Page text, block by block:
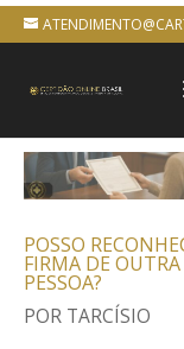
POSSO
FIRMA DE OUTRA
PESSOA?
POR TARCÍSIO